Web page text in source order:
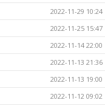
2022-11-29 10:24
2022-11-25 15:47
2022-11-14 22:00
2022-11-13 21:36
2022-11-13 19:00
2022-11-12 09:02